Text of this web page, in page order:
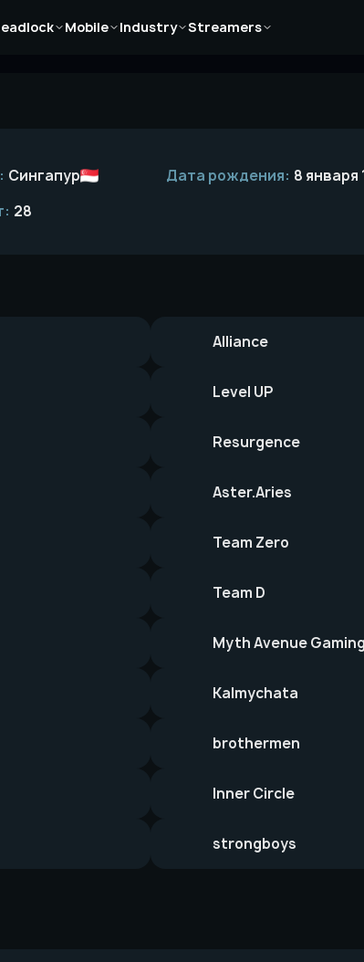
Mobile
Статьи Industry
Статьи
Streamers
Статьи
Сингапур Дата рождения: 8 января
28
Alliance
Level UP
Resurgence
Aster.Aries
Team Zero
Team D
Myth Avenue
Kalmychata
brothermen
Inner Circle
strongboys